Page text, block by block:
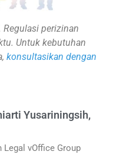
perizinan
Untuk kebutuhan
konsultasikan dengan
Yusariningsih,
Legal vOffice Group